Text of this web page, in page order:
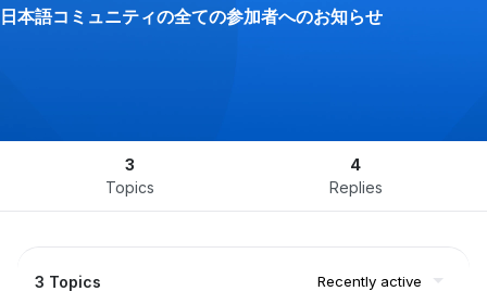
日本語コミュニティの全ての参加者へのお知らせ
3
Topics
4
Replies
3 Topics Recently active